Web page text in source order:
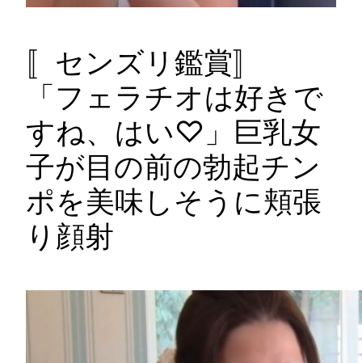
〚センズリ鑑賞〛
「フェラチオは好きで
すね、はい♡」巨乳女
子が目の前の勃起チン
ポを美味しそうに頬張
り顔射